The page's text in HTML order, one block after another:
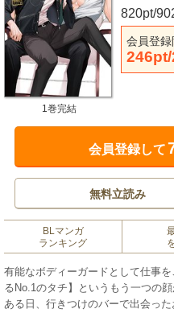
820pt/
会員登
246pt/
1巻完結
会員登録して
無料立読み
BLマンガ
ランキング
有能なボディーガードとして仕事
るNo.1のタチ】というもう一つの顔
ある日、行きつけのバーで出会っ